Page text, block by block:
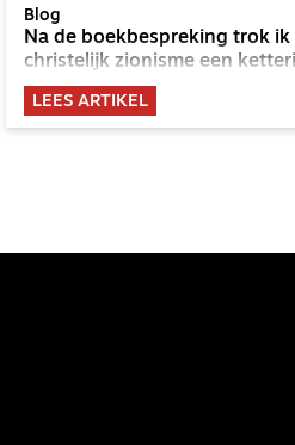
Blog
Na de boekbespreking trok
christelijk zionisme een
LEES ARTIKEL